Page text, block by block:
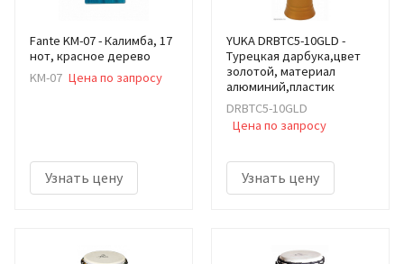
Fante KM-07 - Калимба, 17
нот, красное дерево
KM-07 Цена по запросу
Узнать цену
YUKA DRBTC5-10GLD -
Турецкая дарбука,цвет
золотой, материал
алюминий,пластик
DRBTC5-10GLD
Цена по запросу
Узнать цену